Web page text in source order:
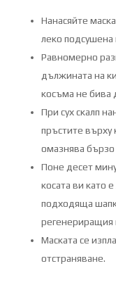
Нанасяйте
леко подсушена
Равномерно
дължината на
косъма не бива
При сух скалп
пръстите върху
омазнява бързо
Поне десет
косата ви като
подходяща
регенериращия
Маската се
отстраняване.